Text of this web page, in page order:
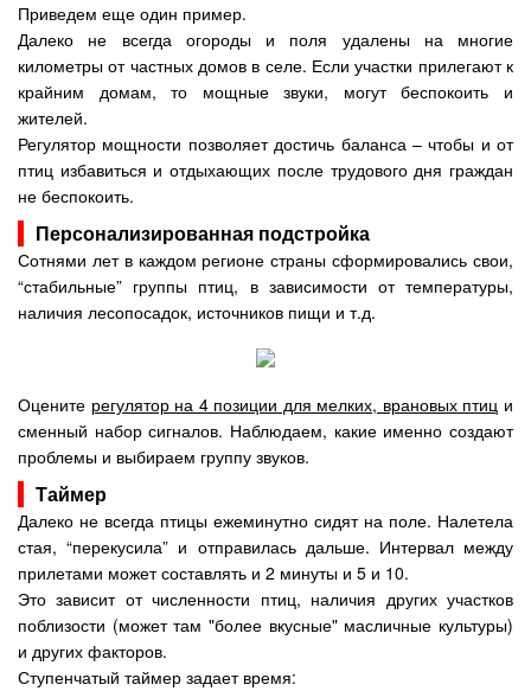
Приведем еще один пример.
Далеко не всегда огороды и поля удалены на многие
километры от частных домов в селе. Если участки прилегают к
крайним домам, то мощные звуки, могут беспокоить и
жителей.
Регулятор мощности позволяет достичь баланса – чтобы и от
птиц избавиться и отдыхающих после трудового дня граждан
не беспокоить.
Персонализированная подстройка
Сотнями лет в каждом регионе страны сформировались свои,
“стабильные” группы птиц, в зависимости от температуры,
наличия лесопосадок, источников пищи и т.д.
Оцените регулятор на 4 позиции для мелких, врановых птиц и
сменный набор сигналов. Наблюдаем, какие именно создают
проблемы и выбираем группу звуков.
Таймер
Далеко не всегда птицы ежеминутно сидят на поле. Налетела
стая, “перекусила” и отправилась дальше. Интервал между
прилетами может составлять и 2 минуты и 5 и 10.
Это зависит от численности птиц, наличия других участков
поблизости (может там "более вкусные" масличные культуры)
и других факторов.
Ступенчатый таймер задает время: